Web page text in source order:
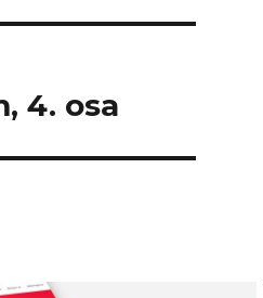
4. osa